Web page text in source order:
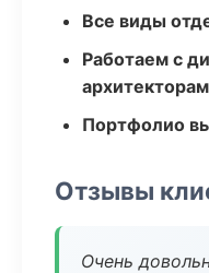
Все виды
Работаем с
Портфолио
Отзывы
Очень